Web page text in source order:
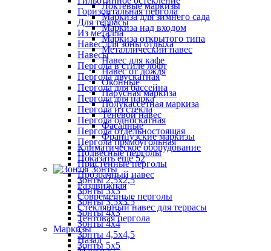
Локтевые маркизы
Маркиза для зимнего сада
Маркиза над входом
Маркиза открытого типа
Металлический навес
Навес для кафе
Навес от дождя
Оконные
Парусная маркиза
Полукассетная маркиза
Теневой навес
Фасадные
Французские маркизы
Климатическое оборудование
Показать ещё 52
Зонты
Зонты 2,5х2,5
Зонты 3х3
Зонты 3,5х3,5
Зонты 4х3
Зонты 4х4
Зонты 4,5х4,5
Зонты 5х5
Горизонтальная пергола
Для террасы
Из металла
Навес для зоны отдыха
Навесы
Пергола в стиле лофт
Пергола двускатная
Пергола для бассейна
Пергола для парка
Пергола из стекла
Пергола односкатная
Пергола отдельностоящая
Пергола прямоугольная
Подвесные перголы
Пристенные перголы
Прозрачный навес
Раздвижная
Современные перголы
Стеклянный навес для террасы
Тентовая пергола
Маркизы
Назад